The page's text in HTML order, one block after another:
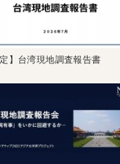
】台湾現地調査報告書